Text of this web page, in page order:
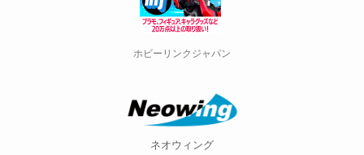
ホビーリンクジャパン
ネオウィング